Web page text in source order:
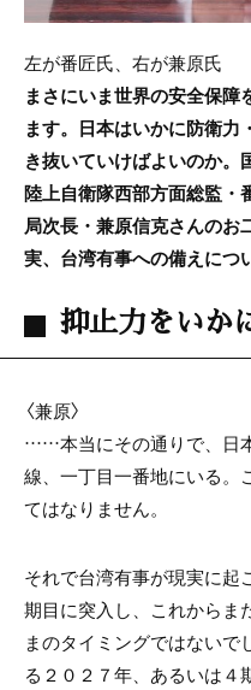
左が番匠氏、右が兼原氏
まさにいま世界の安全保障
ます。日本はいかに防衛力
き抜いていけばよいのか。
陸上自衛隊西部方面総監・
局次長・兼原信克さんのお
実、台湾有事への備えにつ
抑止力をいか
〈兼原〉
……本当にその通りで、日
線、一丁目一番地にいる。
てはなりません。
それで台湾有事が現実に起
期目に突入し、これからま
まのタイミングではない
る２０２７年、あるいは４